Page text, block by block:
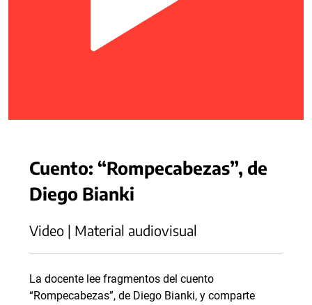
Cuento: “Rompecabezas”, de
Diego Bianki
Video | Material audiovisual
La docente lee fragmentos del cuento
“Rompecabezas”, de Diego Bianki, y comparte